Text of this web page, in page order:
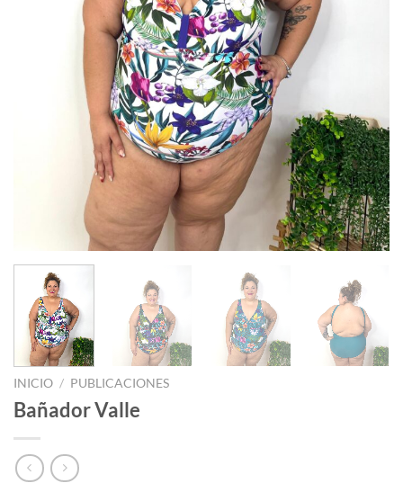
INICIO / PUBLICACIONES
Bañador Valle